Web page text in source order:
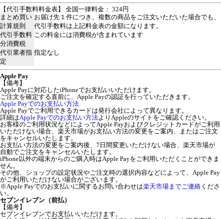
【代引手数料料金表】 全国一律料金： 324円
まとめ買い
計算規則
お届け先１件につき、複数の商品をご注文いただいた場合でも、
代引手数料は上記料金表の金額になります。
代引手数料
分消費税
この料金には消費税が含まれています
代引業者指
定
指定なし
Apple Pay
【備考】
Apple Payに対応したiPhoneでお支払いいただけます。
ご注文を確定する直前に、Apple Payの認証を行っていただきます。
Apple Payでのお支払い方法
Apple Payでご利用できるカードは発行会社によって異なります。
詳細はApple Payでのお支払い方法よりAppleのサイトをご確認ください。
お客様のご利用状況などによってApple Payおよびクレジットカードがご利用
いただけない場合、楽天市場がお支払い方法の変更をご案内、またはご注文
をキャンセルいたします。
お支払い方法の変更をご案内後、7日間変更いただけない場合、楽天市場が
自動でご注文をキャンセルいたします。
iPhone以外の端末からのご購入時はApple Payをご利用いただくことができま
せん。
その他、ショップの設定状況やご注文時の選択内容などによって、Apple Pay
がご利用いただけない場合がございます。
※Apple Payでのお支払いに関するお問い合わせは楽天市場までご連絡 くださ
い。
セブンイレブン（前払）
【備考】
セブンイレブンでお支払いいただけます。